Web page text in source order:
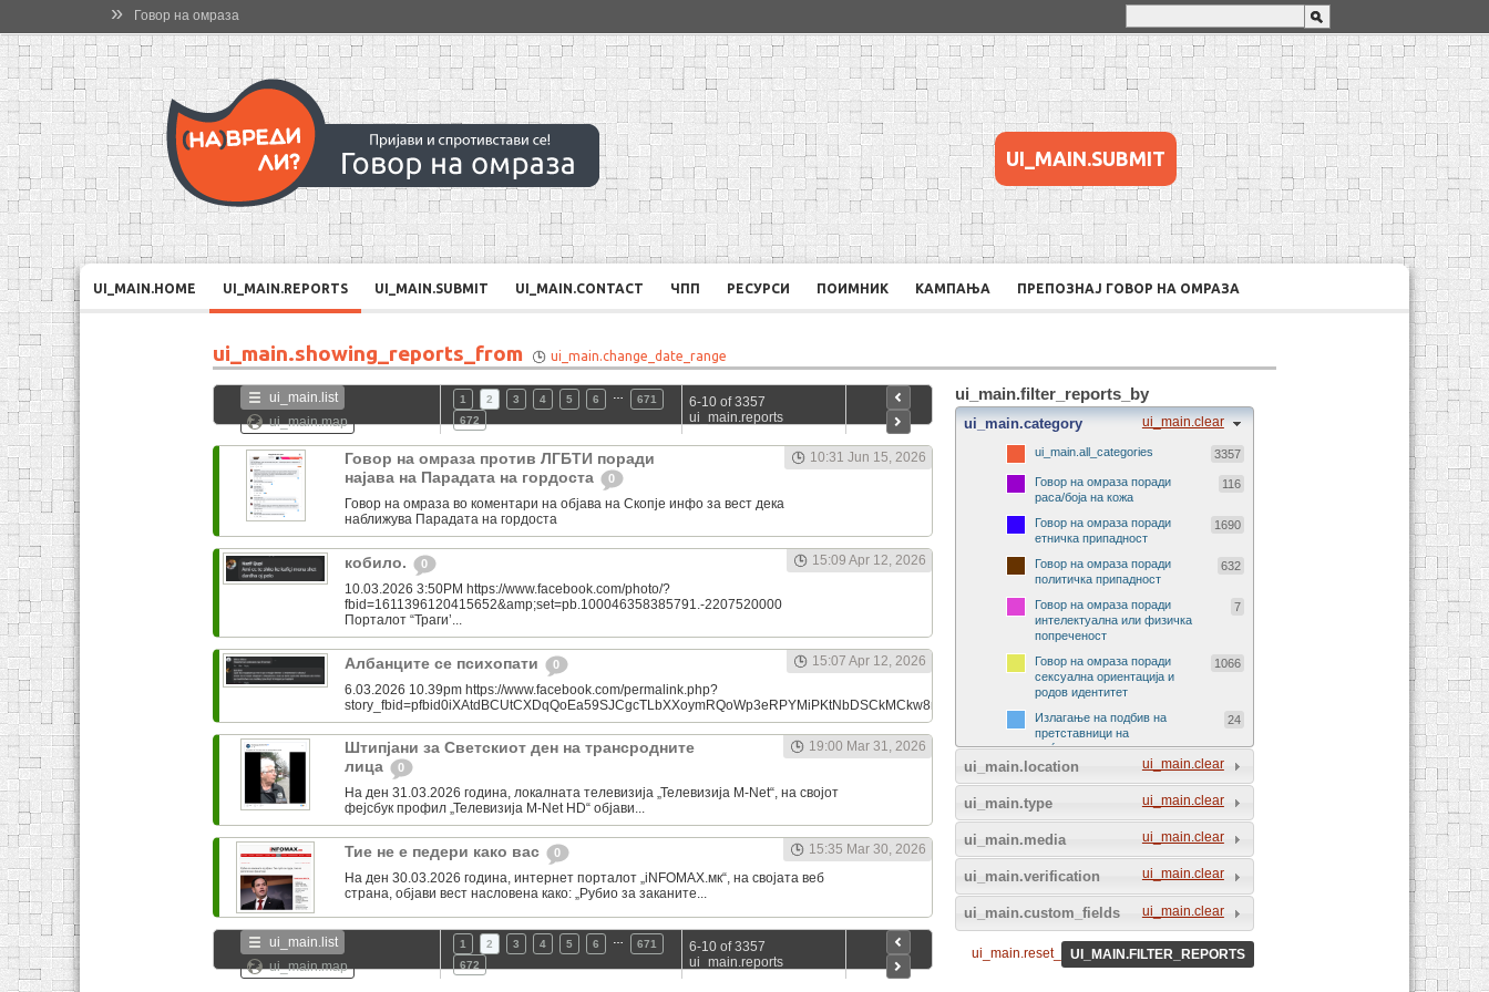
» Говор на омраза
UI_MAIN.SUBMIT
UI_MAIN.HOME UI_MAIN.REPORTS UI_MAIN.SUBMIT UI_MAIN.CONTACT ЧПП РЕСУРСИ ПОИМНИК КАМПАЊА ПРЕПОЗНАЈ ГОВОР НА ОМРАЗА
ui_main.showing_reports_from ui_main.change_date_range
ui_main.list
ui_main.map
1 2 3 4 5 6
671
672
6-10 of 3357
ui_main.reports
Говор на омраза против ЛГБТИ поради
најава на Парадата на гордоста
0
10:31 Jun 15, 2026
Говор на омраза во коментари на објава на Скопје инфо за вест дека
наближува Парадата на гордоста
кобило. 0
15:09 Apr 12, 2026
10.03.2026 3:50PM https://www.facebook.com/photo/?
fbid=1611396120415652&amp;set=pb.100046358385791.-2207520000
Порталот “Траги’...
Албанците се психопати 0
15:07 Apr 12, 2026
6.03.2026 10.39pm https://www.facebook.com/permalink.php?
story_fbid=pfbid0iXAtdBCUtCXDqQoEa59SJCgcTLbXXoymRQoWp3eRPYMiPKtNbDSCkMCkw8royC1yl&amp;id=61582517087670...
Штипјани за Светскиот ден на трансродните
лица
0
19:00 Mar 31, 2026
На ден 31.03.2026 година, локалната телевизија „Телевизија M-Net“, на својот
фејсбук профил „Телевизија M-Net HD“ објави...
Тие не е педери како вас 0
15:35 Mar 30, 2026
На ден 30.03.2026 година, интернет порталот „iNFOMAX.мк“, на својата веб
страна, објави вест насловена како: „Рубио за заканите...
ui_main.list
ui_main.map
1 2 3 4 5 6
671
672
6-10 of 3357
ui_main.reports
ui_main.filter_reports_by
ui_main.clear
ui_main.category
ui_main.all_categories 3357
Говор на омраза поради
раса/боја на кожа
116
Говор на омраза поради
етничка припадност
1690
Говор на омраза поради
политичка припадност
632
Говор на омраза поради
интелектуална или физичка
попреченост
7
Говор на омраза поради
сексуална ориентација и
родов идентитет
1066
Излагање на подбив на
претставници на
меѓународни организации
24
Излагање на подбив на
претставници на странски
држави
Говор на омраза поради
религија и религиско
уверување
Говор на омраза поради пол
и род
229
Говор на омраза на спортски
5
ui_main.clear
ui_main.location
ui_main.clear
ui_main.type
ui_main.clear
ui_main.media
ui_main.clear
ui_main.verification
ui_main.clear
ui_main.custom_fields
ui_main.reset_all_filtersUI_MAIN.FILTER_REPORTS